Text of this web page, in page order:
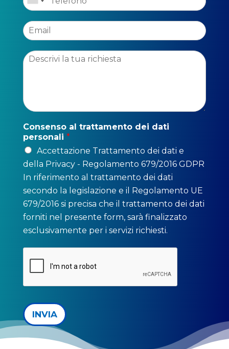
Consenso al trattamento dei dati
personali *
Accettazione Trattamento dei dati e
della Privacy - Regolamento 679/2016 GDPR
In riferimento al trattamento dei dati
secondo la legislazione e il Regolamento UE
679/2016 si precisa che il trattamento dei dati
forniti nel presente form, sarà finalizzato
esclusivamente per i servizi richiesti.
INVIA